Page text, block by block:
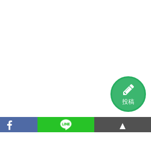
投稿
▲